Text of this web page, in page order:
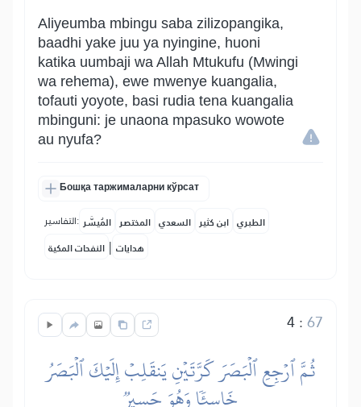
Aliyeumba mbingu saba zilizopangika,
baadhi yake juu ya nyingine, huoni
katika uumbaji wa Allah Mtukufu (Mwingi
wa rehema), ewe mwenye kuangalia,
tofauti yoyote, basi rudia tena kuangalia
mbinguni: je unaona mpasuko wowote
au nyufa?
Бошқа таржималарни кўрсат
التفاسير: المُيسَّر المختصر السعدي ابن كثير الطبري
النفحات المكية | هدايات
4:67
ثُمَّ ٱرۡجِعِ ٱلۡبَصَرَ كَرَّتَيۡنِ يَنقَلِبۡ إِلَيۡكَ ٱلۡبَصَرُ
خَاسِئٗا وَهُوَ حَسِيرٞ